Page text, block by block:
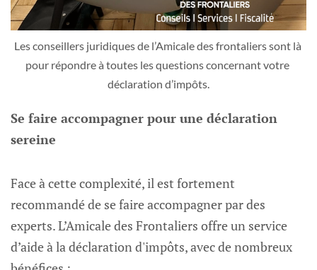
Les conseillers juridiques de l’Amicale des frontaliers sont là
pour répondre à toutes les questions concernant votre
déclaration d’impôts.
Se faire accompagner pour une déclaration
sereine
Face à cette complexité, il est fortement
recommandé de se faire accompagner par des
experts. L’Amicale des Frontaliers offre un service
d’aide à la déclaration d'impôts, avec de nombreux